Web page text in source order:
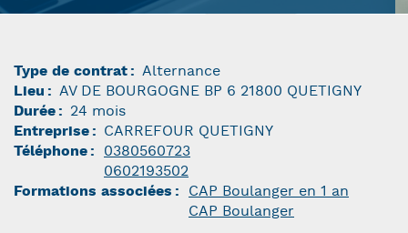
Type de contrat
Alternance
Lieu
AV DE BOURGOGNE BP 6 21800 QUETIGNY
Durée
24 mois
Entreprise
CARREFOUR QUETIGNY
Téléphone
0380560723
0602193502
Formations associées
CAP Boulanger en 1 an
CAP Boulanger